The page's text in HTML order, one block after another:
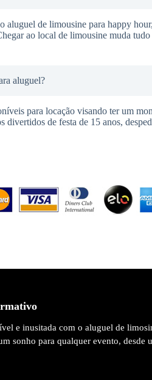
de limousine para happy
ao local de limousine muda tudo
aluguel?
para locação visando ter um
de festa de 15 anos,
e inusitada com o aluguel de
sonho para qualquer evento, desde